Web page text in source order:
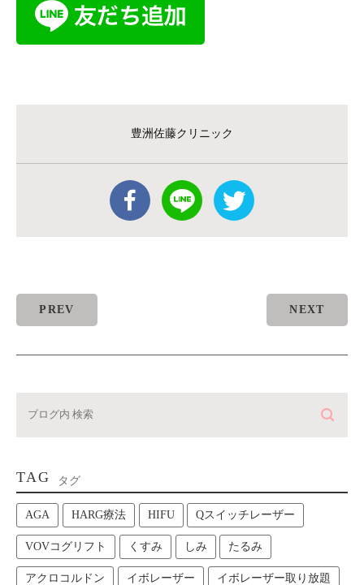
豊洲佐藤クリニック
PREV NEXT
TAG タグ
AGA HARG療法 HIFU Qスイッチレーザー
VOVコグリフト くすみ しみ たるみ
アクロコルドン イボレーザー イボレーザー取り放題